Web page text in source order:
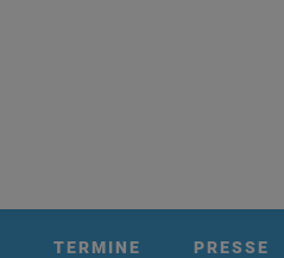
TERMINE PRESSE